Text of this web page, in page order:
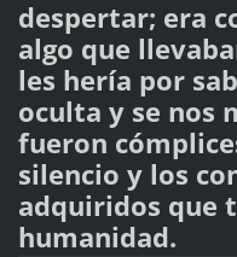
despertar; era
algo que
les hería por
oculta y se nos
fueron
silencio y los
adquiridos que
humanidad.